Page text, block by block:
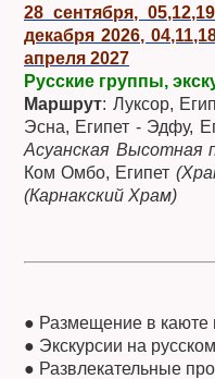
28 сентября,
декабря 2026,
апреля 2027
Русские группы,
Маршрут: Луксор,
Эсна, Египет - Эдфу,
Асуанская Высотная
Ком Омбо, Египет
(Карнакский Храм)
● Размещение в каюте
● Экскурсии на
● Развлекательные